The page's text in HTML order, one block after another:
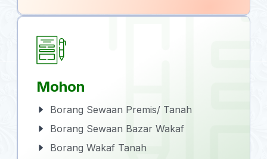
Mohon
Borang Sewaan Premis/ Tanah
Borang Sewaan Bazar Wakaf
Borang Wakaf Tanah